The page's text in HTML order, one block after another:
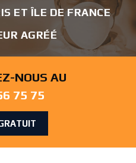
ET ÎLE DE FRANCE
AGRÉÉ
NOUS AU
75 75